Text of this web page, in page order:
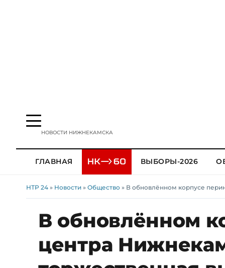
НОВОСТИ НИЖНЕКАМСКА
ГЛАВНАЯ ВЫБОРЫ-2026
НТР 24 » Новости » Общество » В обновлённом корпусе
В обновлённом
центра